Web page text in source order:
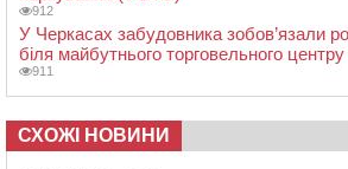
912
У Черкасах забудовника зобов’язали
біля майбутнього торговельного
911
СХОЖІ НОВИНИ